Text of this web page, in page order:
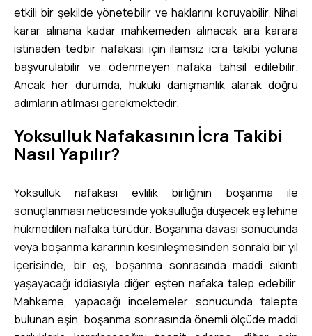
etkili bir şekilde yönetebilir ve haklarını koruyabilir. Nihai
karar alınana kadar mahkemeden alınacak ara karara
istinaden tedbir nafakası için ilamsız icra takibi yoluna
başvurulabilir ve ödenmeyen nafaka tahsil edilebilir.
Ancak her durumda, hukuki danışmanlık alarak doğru
adımların atılması gerekmektedir.
Yoksulluk Nafakasının İcra Takibi
Nasıl Yapılır?
Yoksulluk nafakası evlilik birliğinin boşanma ile
sonuçlanması neticesinde yoksulluğa düşecek eş lehine
hükmedilen nafaka türüdür. Boşanma davası sonucunda
veya boşanma kararının kesinleşmesinden sonraki bir yıl
içerisinde, bir eş, boşanma sonrasında maddi sıkıntı
yaşayacağı iddiasıyla diğer eşten nafaka talep edebilir.
Mahkeme, yapacağı incelemeler sonucunda talepte
bulunan eşin, boşanma sonrasında önemli ölçüde maddi